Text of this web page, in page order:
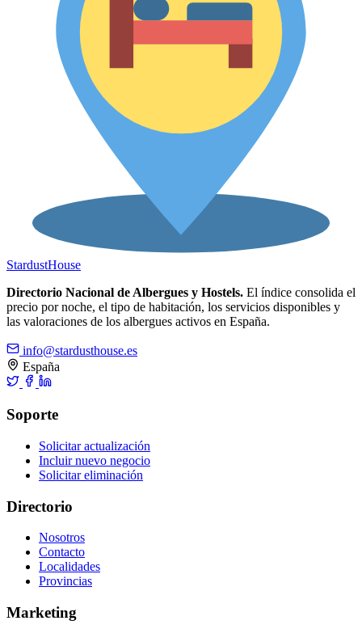
StardustHouse
Directorio Nacional de Albergues y Hostels. El índice consolida el
precio por noche, el tipo de habitación, los servicios disponibles y
las valoraciones de los albergues activos en España.
info@stardusthouse.es
España
Soporte
Solicitar actualización
Incluir nuevo negocio
Solicitar eliminación
Directorio
Nosotros
Contacto
Localidades
Provincias
Marketing